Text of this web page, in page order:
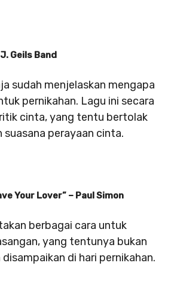
Geils Band
sudah menjelaskan mengapa
pernikahan. Lagu ini secara
cinta, yang tentu bertolak
suasana perayaan cinta.
Your Lover” – Paul Simon
berbagai cara untuk
yang tentunya bukan
di hari pernikahan.